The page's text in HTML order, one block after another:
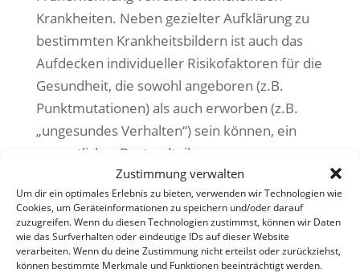
Zustimmung verwalten
Um dir ein optimales Erlebnis zu bieten, verwenden wir Technologien wie
Cookies, um Geräteinformationen zu speichern und/oder darauf
zuzugreifen. Wenn du diesen Technologien zustimmst, können wir Daten
wie das Surfverhalten oder eindeutige IDs auf dieser Website
verarbeiten. Wenn du deine Zustimmung nicht erteilst oder zurückziehst,
können bestimmte Merkmale und Funktionen beeinträchtigt werden.
Krankheiten. Neben gezielter Aufklärung zu
bestimmten Krankheitsbildern ist auch das
Aufdecken individueller Risikofaktoren für die
Gesundheit, die sowohl angeboren (z.B.
Punktmutationen) als auch erworben (z.B.
„ungesundes Verhalten“) sein können, ein
wesentlicher Bestandteil.
Die rasante Entwicklung in der Medizin zeigt,
dass diese Faktoren zunehmend günstig
beeinflussbar sind. Neu entwickelte
Therapien zeigen Möglichkeiten, u. a.